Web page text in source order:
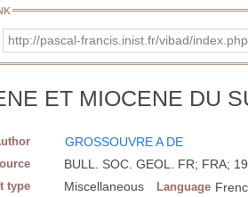
http://pascal-francis.inist.fr/vibad/
ET MIOCENE DU
GROSSOUVRE A DE
BULL. SOC. GEOL. FR; FRA;
type Miscellaneous Language